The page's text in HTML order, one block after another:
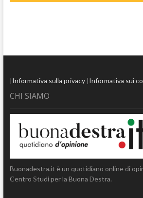
|Informativa sulla privacy|Informativa sui
CHI SIAMO
Buonadestra.it è un quotidiano online di
Centro Studi per la Buona Destra.